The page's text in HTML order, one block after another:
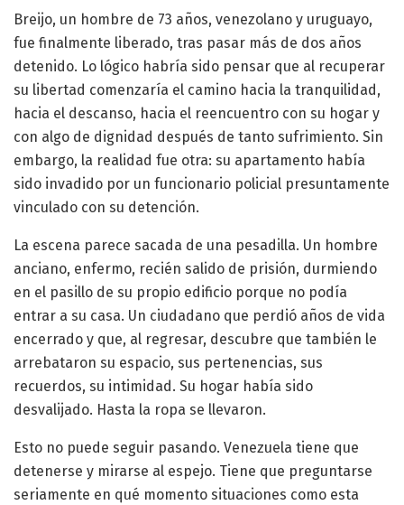
Breijo, un hombre de 73 años, venezolano y uruguayo,
fue finalmente liberado, tras pasar más de dos años
detenido. Lo lógico habría sido pensar que al recuperar
su libertad comenzaría el camino hacia la tranquilidad,
hacia el descanso, hacia el reencuentro con su hogar y
con algo de dignidad después de tanto sufrimiento. Sin
embargo, la realidad fue otra: su apartamento había
sido invadido por un funcionario policial presuntamente
vinculado con su detención.
La escena parece sacada de una pesadilla. Un hombre
anciano, enfermo, recién salido de prisión, durmiendo
en el pasillo de su propio edificio porque no podía
entrar a su casa. Un ciudadano que perdió años de vida
encerrado y que, al regresar, descubre que también le
arrebataron su espacio, sus pertenencias, sus
recuerdos, su intimidad. Su hogar había sido
desvalijado. Hasta la ropa se llevaron.
Esto no puede seguir pasando. Venezuela tiene que
detenerse y mirarse al espejo. Tiene que preguntarse
seriamente en qué momento situaciones como esta